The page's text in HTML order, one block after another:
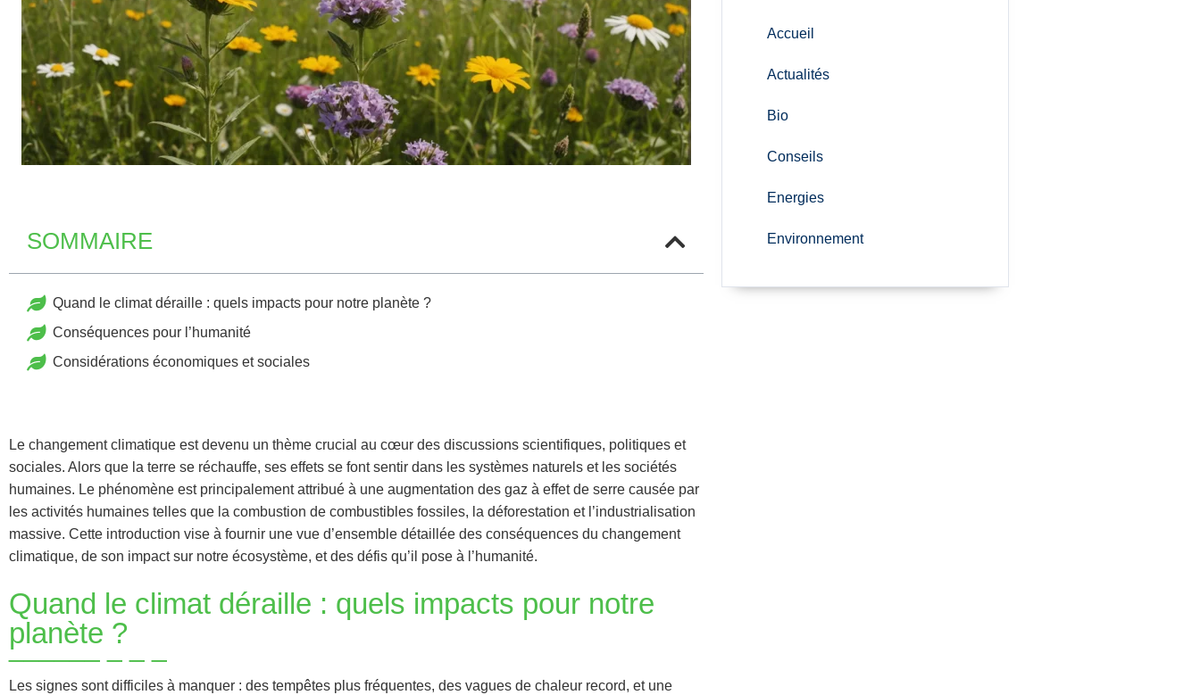
SOMMAIRE
Quand le climat déraille : quels impacts pour notre planète ?
Conséquences pour l’humanité
Considérations économiques et sociales
Le changement climatique est devenu un thème crucial au cœur des discussions scientifiques, politiques et
sociales. Alors que la terre se réchauffe, ses effets se font sentir dans les systèmes naturels et les sociétés
humaines. Le phénomène est principalement attribué à une augmentation des gaz à effet de serre causée par
les activités humaines telles que la combustion de combustibles fossiles, la déforestation et l’industrialisation
massive. Cette introduction vise à fournir une vue d’ensemble détaillée des conséquences du changement
climatique, de son impact sur notre écosystème, et des défis qu’il pose à l’humanité.
Quand le climat déraille : quels impacts pour notre
planète ?
Les signes sont difficiles à manquer : des tempêtes plus fréquentes, des vagues de chaleur record, et une
Accueil
Actualités
Bio
Conseils
Energies
Environnement